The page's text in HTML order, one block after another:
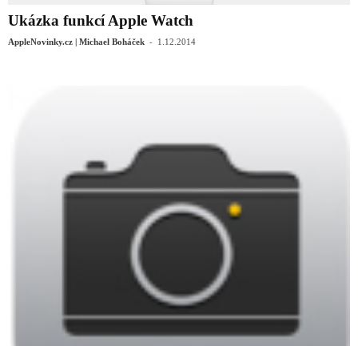
Ukázka funkcí Apple Watch
AppleNovinky.cz | Michael Boháček - 1.12.2014